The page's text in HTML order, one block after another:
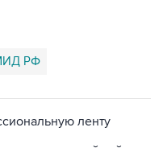
РФ
ленту